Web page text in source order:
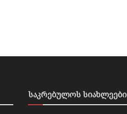
საკრებულოს სიახლეები